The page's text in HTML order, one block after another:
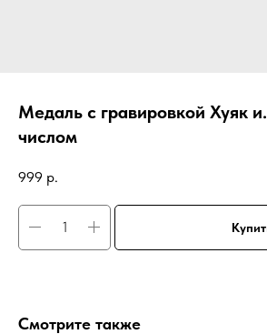
Медаль с гравировкой Хуяк
числом
999 р.
Смотрите также